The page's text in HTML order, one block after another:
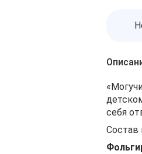
себя
Состав